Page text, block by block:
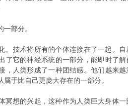
部分。
技术将所有的个体连接在了一起。自
了它的神经系统的一部分，能即时了
，人类形成了一种团结感。他们越来
于比自己更庞大存在的一部分。
想的兴起，这种作为人类巨大身体一